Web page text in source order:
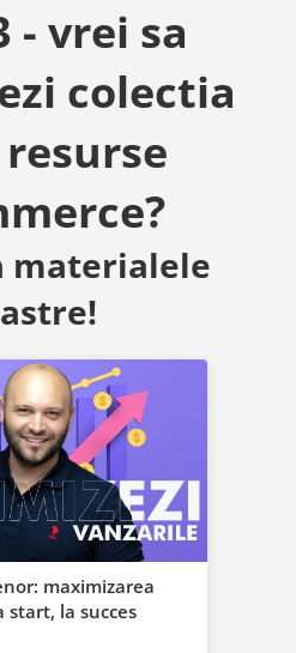
- vrei sa
colectia
materialele
maximizarea
start, la succes